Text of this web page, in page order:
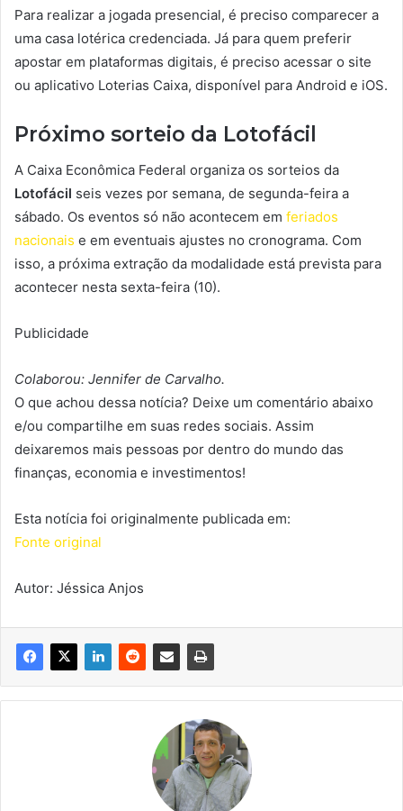
Para realizar a jogada presencial, é preciso comparecer a
uma casa lotérica credenciada. Já para quem preferir
apostar em plataformas digitais, é preciso acessar o site
ou aplicativo Loterias Caixa, disponível para Android e iOS.
Próximo sorteio da Lotofácil
A Caixa Econômica Federal organiza os sorteios da
Lotofácil seis vezes por semana, de segunda-feira a
sábado. Os eventos só não acontecem em feriados
nacionais e em eventuais ajustes no cronograma. Com
isso, a próxima extração da modalidade está prevista para
acontecer nesta sexta-feira (10).
Publicidade
Colaborou: Jennifer de Carvalho.
O que achou dessa notícia? Deixe um comentário abaixo
e/ou compartilhe em suas redes sociais. Assim
deixaremos mais pessoas por dentro do mundo das
finanças, economia e investimentos!
Esta notícia foi originalmente publicada em:
Fonte original
Autor: Jéssica Anjos